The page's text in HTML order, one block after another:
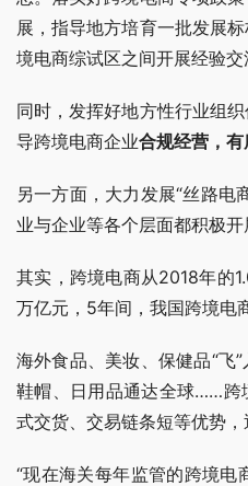
展，指导地方培育一批发展
境电商综试区之间开展经验交
同时，发挥好地方性行业组
导跨境电商企业合规经营，
另一方面，大力发展“丝路电
业与企业等各个层面都积极开
其实，跨境电商从2018年的
万亿元，5年间，我国跨境电
海外食品、美妆、保健品“飞
鞋帽、日用品通达全球……跨
式交货、交易链条短等优势，
“现在海关每年监管的跨境